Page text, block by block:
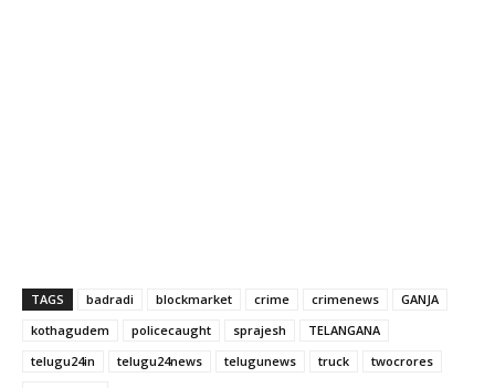
TAGS badradi blockmarket crime crimenews
GANJA
kothagudem
policecaught sprajesh
TELANGANA
telugu24in
telugu24news telugunews truck
twocrores